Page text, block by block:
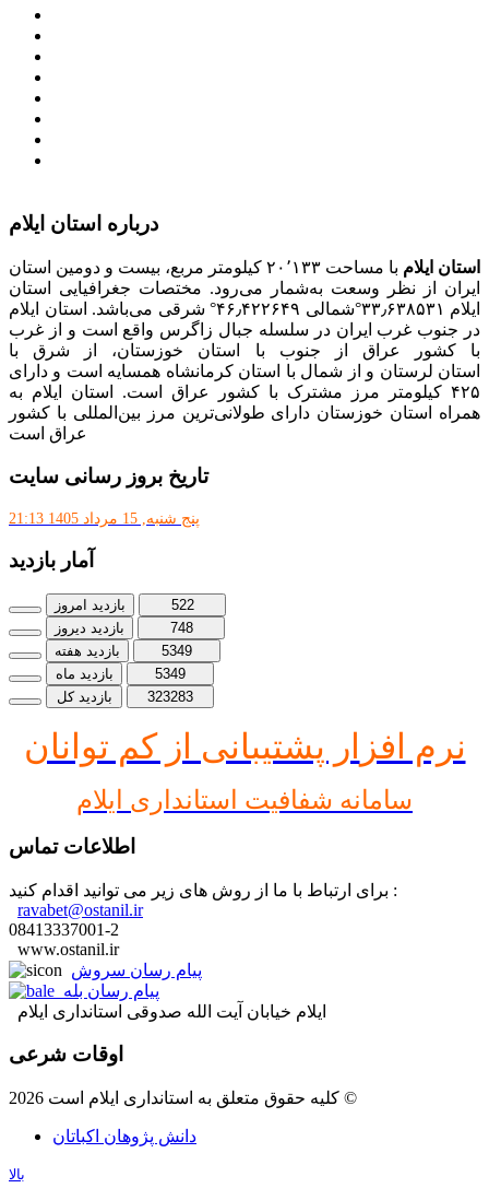
درباره استان ایلام
استان ایلام
با مساحت ۲۰٬۱۳۳ کیلومتر مربع، بیست و دومین استان
ایران از نظر وسعت به‌شمار می‌رود. مختصات جغرافیایی استان
ایلام ۳۳٫۶۳۸۵۳۱°شمالی ۴۶٫۴۲۲۶۴۹° شرقی می‌باشد. استان ایلام
در جنوب غرب ایران در سلسله جبال زاگرس واقع است و از غرب
با کشور عراق از جنوب با استان خوزستان، از شرق با
استان لرستان و از شمال با استان کرمانشاه همسایه است و دارای
۴۲۵ کیلومتر مرز مشترک با کشور عراق است. استان ایلام به
همراه استان خوزستان دارای طولانی‌ترین مرز بین‌المللی با کشور
عراق است
تاریخ بروز رسانی سایت
پنج شنبه, 15 مرداد 1405 21:13
آمار بازدید
بازدید امروز
522
بازدید دیروز
748
بازدید هفته
5349
بازدید ماه
5349
بازدید کل
323283
نرم افز ار پشتیبانی از کم توانان
سامانه شفافیت استانداری ایلام
اطلاعات تماس
برای ارتباط با ما از روش های زیر می توانید اقدام کنید :
ravabet@ostanil.ir
08413337001-2
www.ostanil.ir
پیام رسان سروش
پیام رسان بله
ایلام خیابان آیت الله صدوقی استانداری ایلام
اوقات شرعی
کلیه حقوق متعلق به استانداری ایلام است 2026 ©
دانش پژوهان اکباتان
بالا